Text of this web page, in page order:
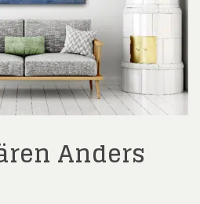
Anders